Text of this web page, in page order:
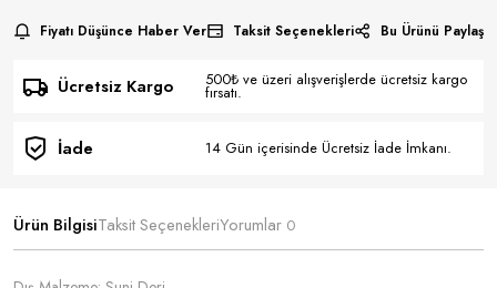
Fiyatı Düşünce Haber Ver Taksit Seçenekleri Bu Ürünü Paylaş
Ücretsiz Kargo 500₺ ve üzeri alışverişlerde ücretsiz kargo
fırsatı.
İade 14 Gün içerisinde Ücretsiz İade İmkanı.
Ürün BilgisiTaksit SeçenekleriYorumlar 0